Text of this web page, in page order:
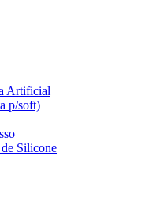
Artificial
p/soft)
Silicone